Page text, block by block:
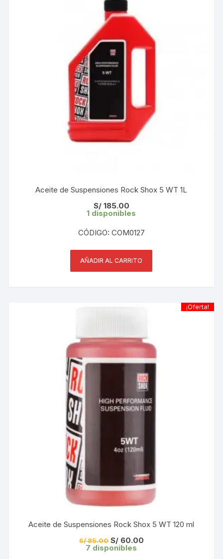
Aceite de Suspensiones Rock Shox 5 WT 1L
S/185.00
1 disponibles
CÓDIGO: COM0127
AÑADIR AL CARRITO
¡Oferta!
Aceite de Suspensiones Rock Shox 5 WT 120 ml
S/85.00 El
precio
S/60.00El
7 disponibles